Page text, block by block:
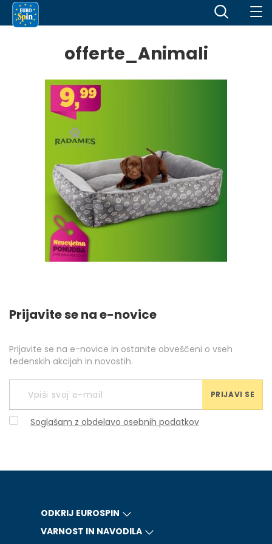
offerte_Animali
Prijavite se na e-novice
Prijavite se na e-novice in ostanite obveščeni o vseh
tedenskih akcijah in novostih.
PRIJAVI SE
Soglašam z obdelavo osebnih podatkov
ODKRIJ EUROSPIN
VARNOST IN NAVODILA